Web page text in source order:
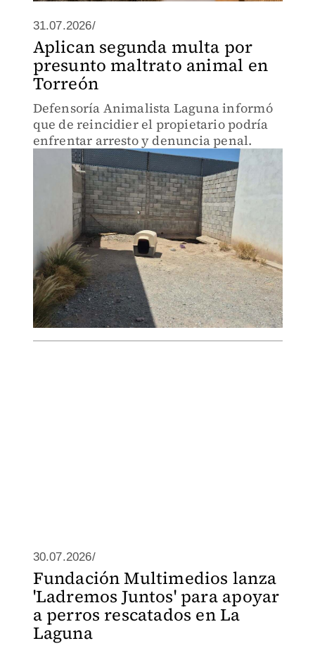
31.07.2026/
Aplican segunda multa por
presunto maltrato animal en
Torreón
Defensoría Animalista Laguna informó
que de reincidier el propietario podría
enfrentar arresto y denuncia penal.
30.07.2026/
Fundación Multimedios lanza
'Ladremos Juntos' para apoyar
a perros rescatados en La
Laguna